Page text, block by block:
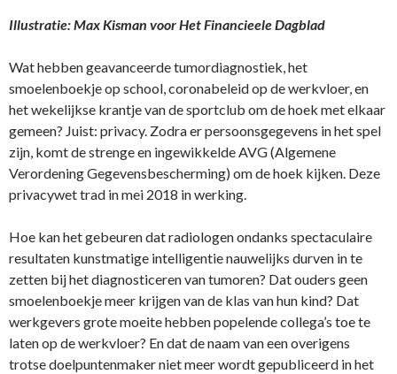
Illustratie: Max Kisman voor Het Financieele Dagblad
Wat hebben geavanceerde tumordiagnostiek, het
smoelenboekje op school, coronabeleid op de werkvloer, en
het wekelijkse krantje van de sportclub om de hoek met elkaar
gemeen? Juist: privacy. Zodra er persoonsgegevens in het spel
zijn, komt de strenge en ingewikkelde AVG (Algemene
Verordening Gegevensbescherming) om de hoek kijken. Deze
privacywet trad in mei 2018 in werking.
Hoe kan het gebeuren dat radiologen ondanks spectaculaire
resultaten kunstmatige intelligentie nauwelijks durven in te
zetten bij het diagnosticeren van tumoren? Dat ouders geen
smoelenboekje meer krijgen van de klas van hun kind? Dat
werkgevers grote moeite hebben popelende collega’s toe te
laten op de werkvloer? En dat de naam van een overigens
trotse doelpuntenmaker niet meer wordt gepubliceerd in het